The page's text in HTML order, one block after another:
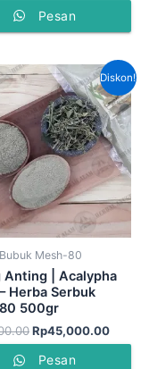
Pesan
Diskon!
Mesh-80
Anting | Acalypha
Herba Serbuk
500gr
Harga
aslinya
adalah:
Rp50,000.00.
Rp45,000.00
Harga
saat
ini
Pesan